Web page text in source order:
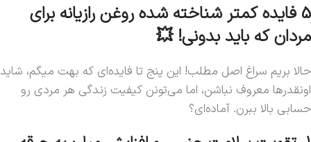
5 فایده کمتر شناخته شده روغن رازیانه برای
مردان که باید بدونی! 💥
حالا بریم سراغ اصل مطلب! این پنج تا فایده‌ای که بهت میگم، شاید
اونقدرها معروف نباشن، اما می‌تونن کیفیت زندگی هر مردی رو
حسابی بالا ببرن. آماده‌ای؟